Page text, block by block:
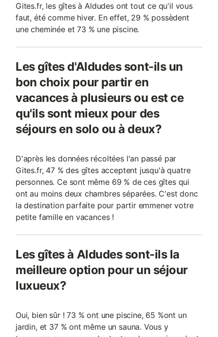
Gites.fr, les gîtes à Aldudes ont tout ce qu'il vous
faut, été comme hiver. En effet, 29 % possèdent
une cheminée et 73 % une piscine.
Les gîtes d'Aldudes sont-ils un
bon choix pour partir en
vacances à plusieurs ou est ce
qu'ils sont mieux pour des
séjours en solo ou à deux?
D'après les données récoltées l'an passé par
Gites.fr, 47 % des gîtes acceptent jusqu'à quatre
personnes. Ce sont même 69 % de ces gîtes qui
ont au moins deux chambres séparées. C'est donc
la destination parfaite pour partir emmener votre
petite famille en vacances !
Les gîtes à Aldudes sont-ils la
meilleure option pour un séjour
luxueux?
Oui, bien sûr ! 73 % ont une piscine, 65 %ont un
jardin, et 37 % ont même un sauna. Vous y